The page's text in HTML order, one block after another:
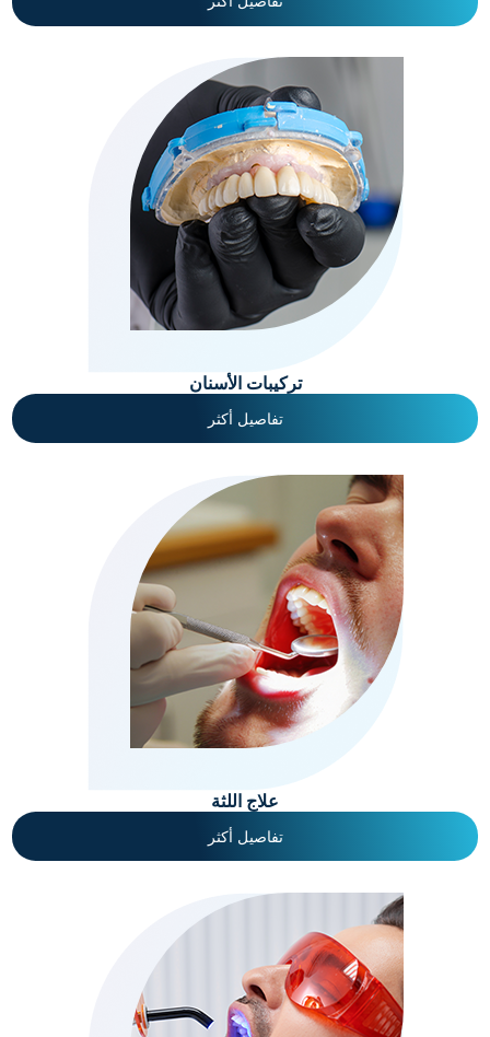
تركيبات الأسنان
تفاصيل أكثر
علاج اللثة
تفاصيل أكثر